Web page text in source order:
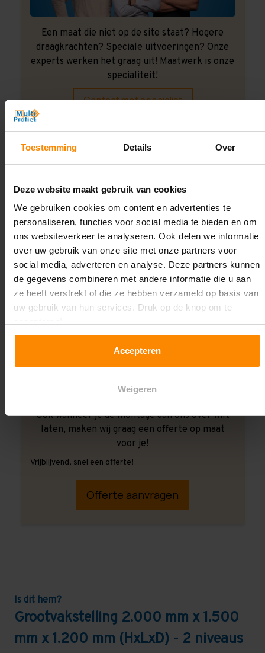
Toestemming Details Over
Deze website maakt gebruik van cookies
We gebruiken cookies om content en advertenties te
personaliseren, functies voor social media te bieden en om
ons websiteverkeer te analyseren. Ook delen we informatie
over uw gebruik van onze site met onze partners voor
social media, adverteren en analyse. Deze partners kunnen
de gegevens combineren met andere informatie die u aan
ze heeft verstrekt of die ze hebben verzameld op basis van
uw gebruik van hun services. Druk op de knop om te
Accepteren
Weigeren
Een maat die niet op de site staat? Hogere
draagkrachten? Speciale uitvoeringen? Onze
experts werken het graag uit! Maatwerk is onze
specialiteit!
Contact met specialist
Montage uitbesteden?
Ook wanneer je de montage aan ons over wilt
laten, maken wij graag een offerte op maat
voor je!
Vrijblijvend, snel een offerte!
Offerte aanvragen
Is dit hem?
Grootvakstelling 2.000 mm x 1.500
mm x 1.200 mm (HxLxD) - 2 niveaus